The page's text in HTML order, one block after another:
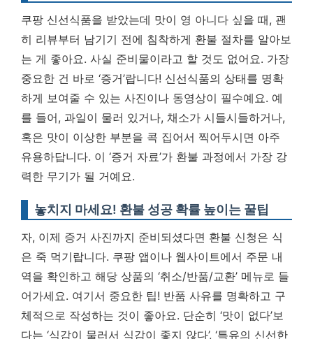
쿠팡 신선식품을 받았는데 맛이 영 아니다 싶을 때, 괜
히 리뷰부터 남기기 전에 침착하게 환불 절차를 알아보
는 게 좋아요. 사실 준비물이라고 할 것도 없어요. 가장
중요한 건 바로 ‘증거’랍니다! 신선식품의 상태를 명확
하게 보여줄 수 있는 사진이나 동영상이 필수예요. 예
를 들어, 과일이 물러 있거나, 채소가 시들시들하거나,
혹은 맛이 이상한 부분을 콕 집어서 찍어두시면 아주
유용하답니다. 이 ‘증거 자료’가 환불 과정에서 가장 강
력한 무기가 될 거예요.
놓치지 마세요! 환불 성공 확률 높이는 꿀팁
자, 이제 증거 사진까지 준비되셨다면 환불 신청은 식
은 죽 먹기랍니다. 쿠팡 앱이나 웹사이트에서 주문 내
역을 확인하고 해당 상품의 ‘취소/반품/교환’ 메뉴로 들
어가세요. 여기서 중요한 팁! 반품 사유를 명확하고 구
체적으로 작성하는 것이 좋아요. 단순히 ‘맛이 없다’보
다는 ‘식감이 물러서 식감이 좋지 않다’, ‘특유의 신선한